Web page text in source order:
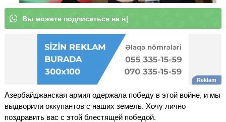
Вы может|
Азербайджанская армия одержала победу в этой войне, и мы
выдворили оккупантов с наших земель. Хочу лично
поздравить вас с этой блестящей победой.